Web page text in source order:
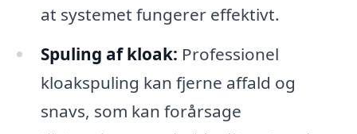
at systemet fungerer effektivt.
Spuling af kloak: Professionel
kloakspuling kan fjerne affald og
snavs, som kan forårsage